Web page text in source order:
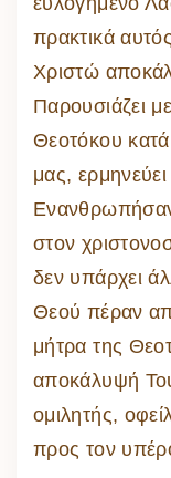
πρακτικά
Χριστώ
Παρουσιάζει
Θεοτόκου
μας,
στον
δεν υπάρχει
Θεού πέραν
μήτρα της
αποκάλυψή
ομιλητής,
προς τον